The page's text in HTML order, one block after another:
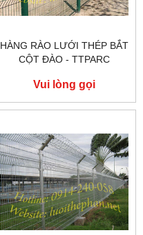
HÀNG RÀO LƯỚI THÉP BẮT
CỘT ĐÀO - TTPARC
Vui lòng gọi